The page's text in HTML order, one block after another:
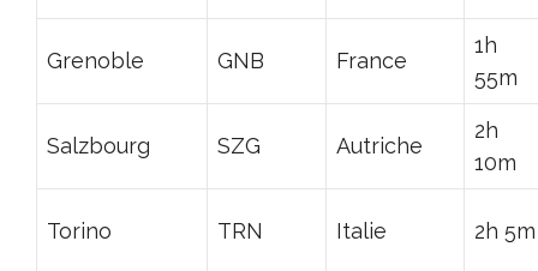
Grenoble GNB France
1h
55m
Salzbourg SZG Autriche
2h
10m
Torino TRN Italie 2h 5m